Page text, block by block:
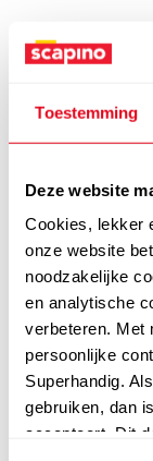
Toestemming
Deze website
Cookies, lekker
onze website
noodzakelijke
en analytische
verbeteren. Met
persoonlijke
Superhandig.
gebruiken, dan
accepteert. Dit